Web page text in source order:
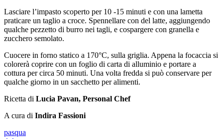
Lasciare l’impasto scoperto per 10 -15 minuti e con una lametta
praticare un taglio a croce. Spennellare con del latte, aggiungendo
qualche pezzetto di burro nei tagli, e cospargere con granella e
zucchero semolato.
Cuocere in forno statico a 170°C, sulla griglia. Appena la focaccia si
colorerà coprire con un foglio di carta di alluminio e portare a
cottura per circa 50 minuti. Una volta fredda si può conservare per
qualche giorno in un sacchetto per alimenti.
Ricetta di Lucia Pavan, Personal Chef
A cura di Indira Fassioni
pasqua